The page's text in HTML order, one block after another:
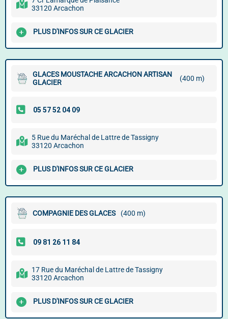
33120 Arcachon
PLUS D'INFOS SUR CE GLACIER
GLACES MOUSTACHE ARCACHON ARTISAN
GLACIER
(400 m)
5 Rue du Maréchal de Lattre de Tassigny
33120 Arcachon
PLUS D'INFOS SUR CE GLACIER
COMPAGNIE DES GLACES (400 m)
17 Rue du Maréchal de Lattre de Tassigny
33120 Arcachon
PLUS D'INFOS SUR CE GLACIER